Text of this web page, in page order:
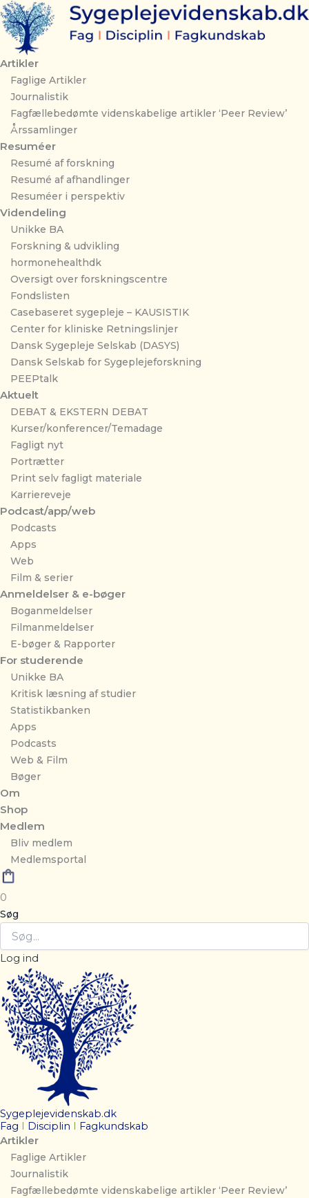
Gå
til
indholdet
Artikler
Faglige Artikler
Journalistik
Fagfællebedømte videnskabelige artikler ‘Peer Review’
Årssamlinger
Resuméer
Resumé af forskning
Resumé af afhandlinger
Resuméer i perspektiv
Videndeling
Unikke BA
Forskning & udvikling
hormonehealthdk
Oversigt over forskningscentre
Fondslisten
Casebaseret sygepleje – KAUSISTIK
Center for kliniske Retningslinjer
Dansk Sygepleje Selskab (DASYS)
Dansk Selskab for Sygeplejeforskning
PEEPtalk
Aktuelt
DEBAT & EKSTERN DEBAT
Kurser/konferencer/Temadage
Fagligt nyt
Portrætter
Print selv fagligt materiale
Karriereveje
Podcast/app/web
Podcasts
Apps
Web
Film & serier
Anmeldelser & e-bøger
Boganmeldelser
Filmanmeldelser
E-bøger & Rapporter
For studerende
Unikke BA
Kritisk læsning af studier
Statistikbanken
Apps
Podcasts
Web & Film
Bøger
Om
Shop
Medlem
Bliv medlem
Medlemsportal
0
Søg
Log ind
Sygeplejevidenskab.dk
Fag
Disciplin Fagkundskab
Artikler
Faglige Artikler
Journalistik
Fagfællebedømte videnskabelige artikler ‘Peer Review’